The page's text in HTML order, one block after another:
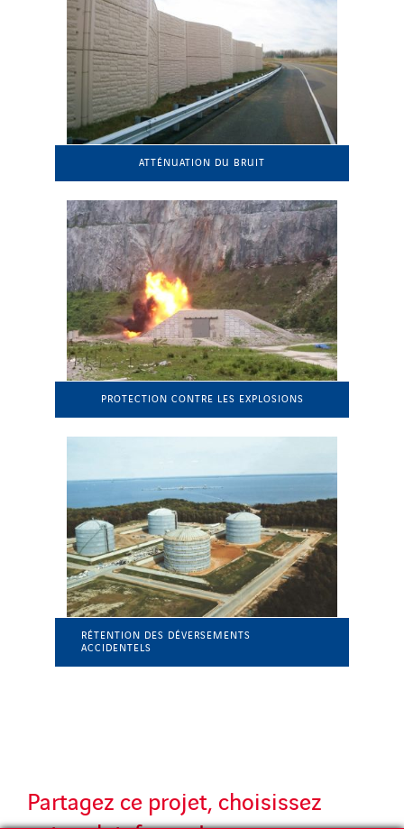
ATTÉNUATION DU BRUIT
PROTECTION CONTRE LES EXPLOSIONS
RÉTENTION DES DÉVERSEMENTS
ACCIDENTELS
Partagez ce projet, choisissez